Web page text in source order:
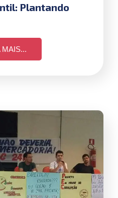
Plantando
MAIS...